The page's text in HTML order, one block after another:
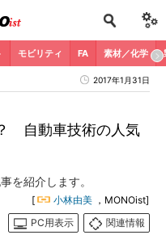
モビリティ FA 素材／化学
2017年1月31日
自動車技術の人気
を紹介します。
[ 小林由美 ，MONOist]
PC用表示
関連情報